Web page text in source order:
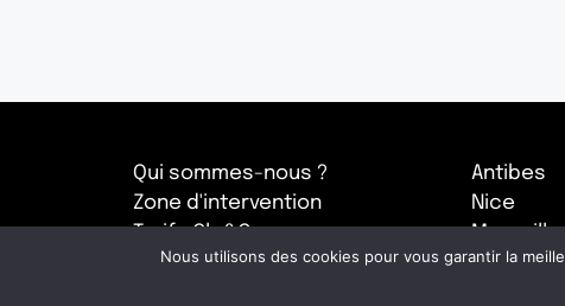
Qui sommes-nous ?
Zone d'intervention
Tarifs Cle&Go
Blog : conseils et astuces
Antibes
Nice
Marseille
Salon de
Nous utilisons des cookies pour vous garantir la